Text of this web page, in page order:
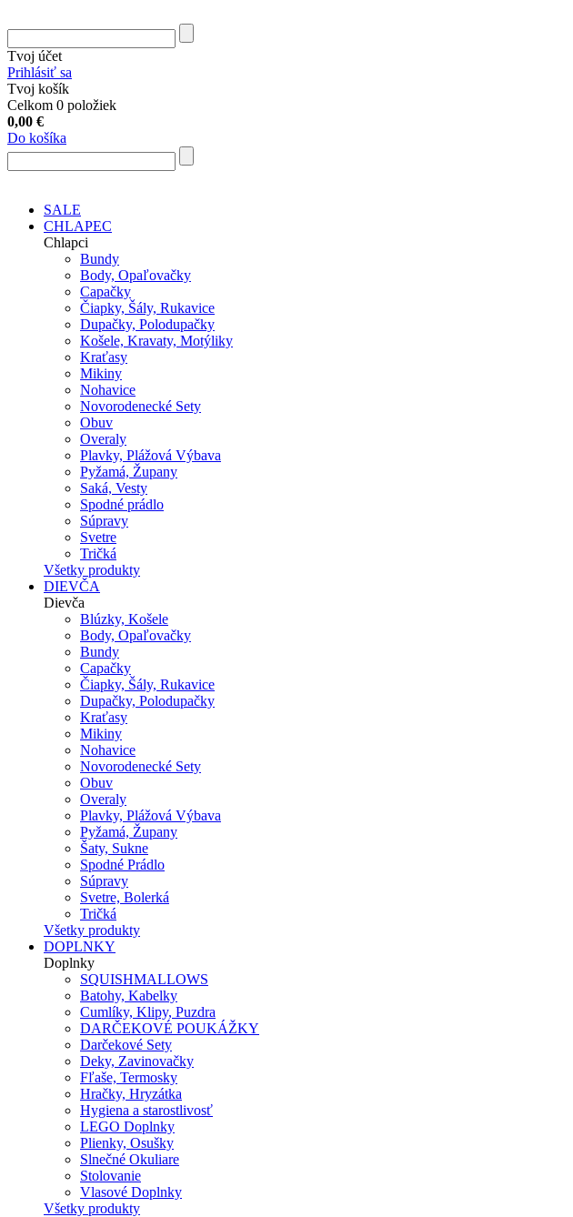
Tvoj účet
Prihlásiť sa
Tvoj košík
Celkom 0 položiek
0,00 €
Do košíka
SALE
CHLAPEC
Chlapci
Bundy
Body, Opaľovačky
Capačky
Čiapky, Šály, Rukavice
Dupačky, Polodupačky
Košele, Kravaty, Motýliky
Kraťasy
Mikiny
Nohavice
Novorodenecké Sety
Obuv
Overaly
Plavky, Plážová Výbava
Pyžamá, Župany
Saká, Vesty
Spodné prádlo
Súpravy
Svetre
Tričká
Všetky produkty
DIEVČA
Dievča
Blúzky, Košele
Body, Opaľovačky
Bundy
Capačky
Čiapky, Šály, Rukavice
Dupačky, Polodupačky
Kraťasy
Mikiny
Nohavice
Novorodenecké Sety
Obuv
Overaly
Plavky, Plážová Výbava
Pyžamá, Župany
Šaty, Sukne
Spodné Prádlo
Súpravy
Svetre, Bolerká
Tričká
Všetky produkty
DOPLNKY
Doplnky
SQUISHMALLOWS
Batohy, Kabelky
Cumlíky, Klipy, Puzdra
DARČEKOVÉ POUKÁŽKY
Darčekové Sety
Deky, Zavinovačky
Fľaše, Termosky
Hračky, Hryzátka
Hygiena a starostlivosť
LEGO Doplnky
Plienky, Osušky
Slnečné Okuliare
Stolovanie
Vlasové Doplnky
Všetky produkty